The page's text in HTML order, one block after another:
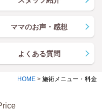
ママのお声・感想
よくある質問
HOME > 施術メニュー・料金